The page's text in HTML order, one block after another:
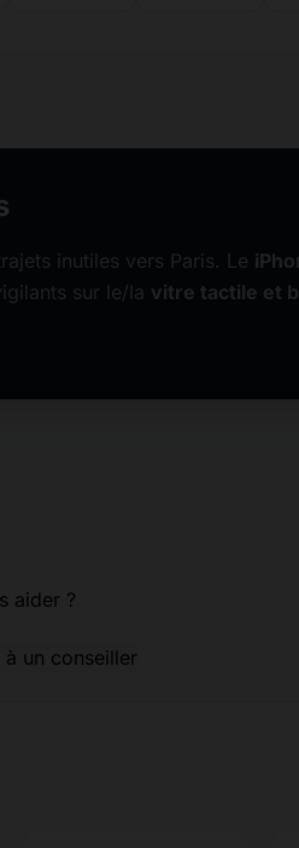
inutiles vers Paris. Le
sur le/la vitre tactile et
aider ?
à un conseiller